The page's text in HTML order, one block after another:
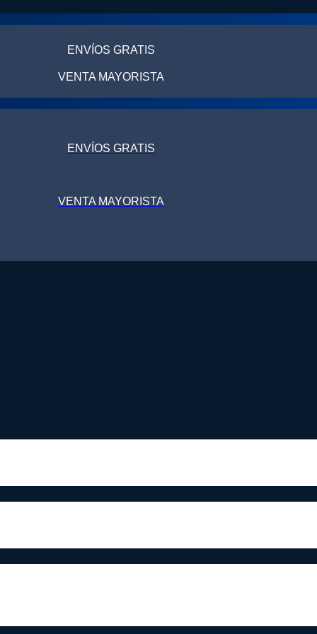
ENVÍOS GRATIS
VENTA MAYORISTA
ENVÍOS GRATIS
VENTA MAYORISTA